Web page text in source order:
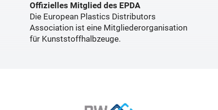
Offizielles Mitglied des EPDA
Die European Plastics Distributors
Association ist eine Mitgliederorganisation
für Kunststoffhalbzeuge.